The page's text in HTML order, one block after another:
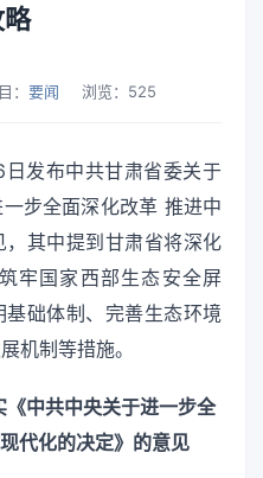
： 要闻 浏览： 525
发布中共甘肃省委关于
步全面深化改革 推进中
其中提到甘肃省将深化
牢国家西部生态安全屏
础体制、完善生态环境
机制等措施。
中共中央关于进一步全
代化的决定》的意见